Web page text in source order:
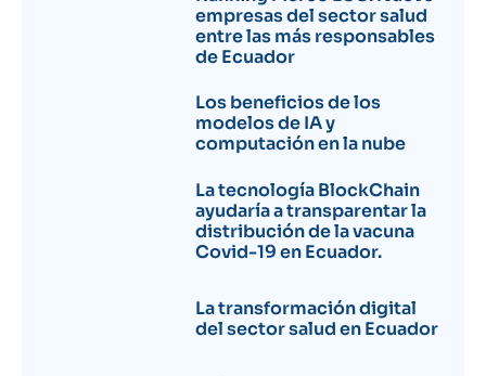
empresas del sector salud
entre las más responsables
de Ecuador
Los beneficios de los
modelos de IA y
computación en la nube
La tecnología BlockChain
ayudaría a transparentar la
distribución de la vacuna
Covid-19 en Ecuador.
La transformación digital
del sector salud en Ecuador